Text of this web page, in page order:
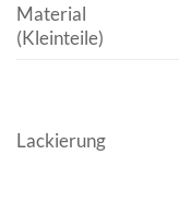
Material
(Kleinteile)
Lackierung